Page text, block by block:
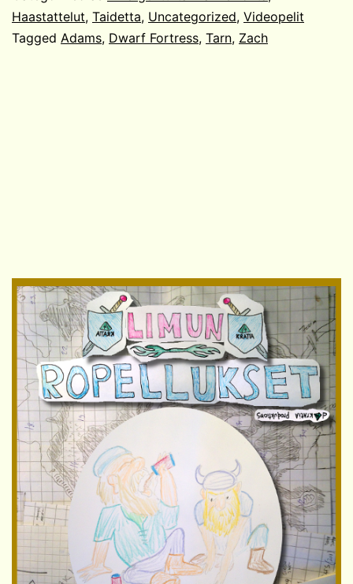
Zach
Adams!
Haastattelut, Taidetta, Uncategorized, Videopelit
Tagged Adams, Dwarf Fortress, Tarn, Zach